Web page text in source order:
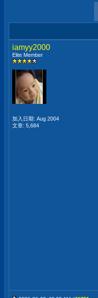
iamyy2000
Elite Member
加入日期: Aug 2004
文章: 5,684